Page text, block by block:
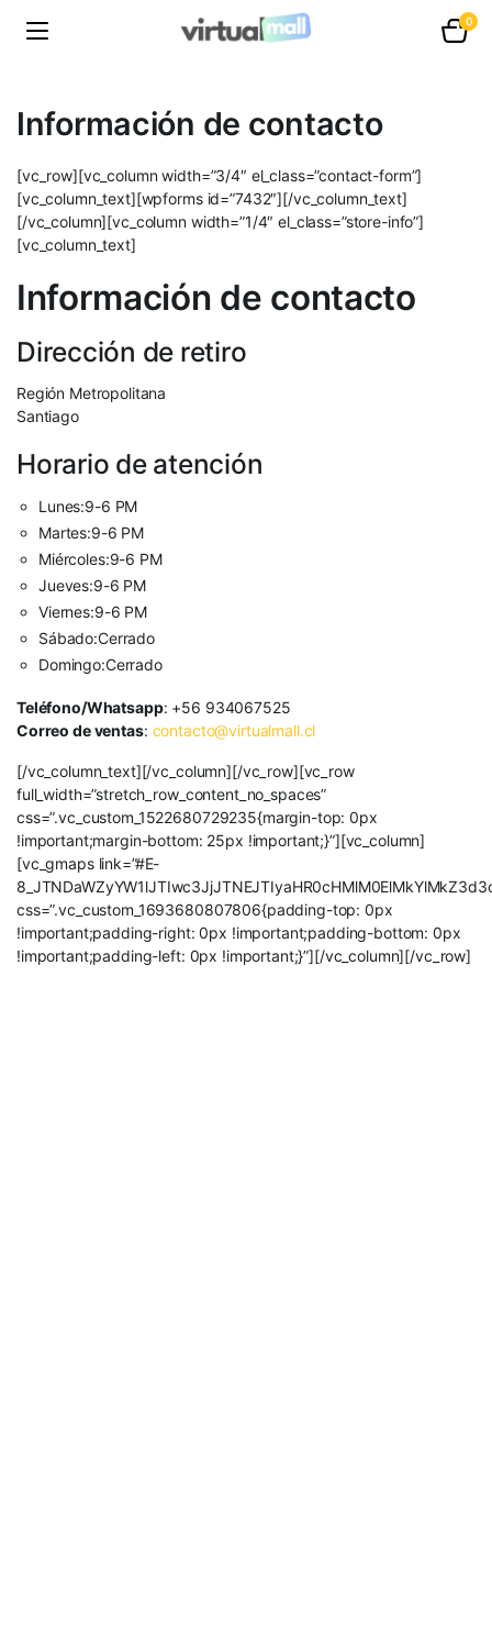
0
Información de contacto
[vc_row][vc_column width=”3/4″ el_class=”contact-form”]
[vc_column_text][wpforms id=”7432″][/vc_column_text]
[/vc_column][vc_column width=”1/4″ el_class=”store-info”]
[vc_column_text]
Información de contacto
Dirección de retiro
Región Metropolitana
Santiago
Horario de atención
Lunes:9-6 PM
Martes:9-6 PM
Miércoles:9-6 PM
Jueves:9-6 PM
Viernes:9-6 PM
Sábado:Cerrado
Domingo:Cerrado
Teléfono/Whatsapp: +56 934067525
Correo de ventas: contacto@virtualmall.cl
[/vc_column_text][/vc_column][/vc_row][vc_row
full_width=”stretch_row_content_no_spaces”
css=”.vc_custom_1522680729235{margin-top: 0px
!important;margin-bottom: 25px !important;}”][vc_column]
[vc_gmaps link=”#E-
css=”.vc_custom_1693680807806{padding-top: 0px
!important;padding-right: 0px !important;padding-bottom: 0px
!important;padding-left: 0px !important;}”][/vc_column][/vc_row]